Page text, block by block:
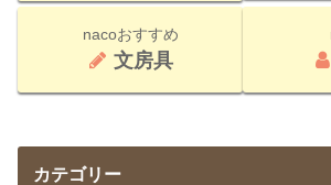
nacoおすすめ
文房具
カテゴリー